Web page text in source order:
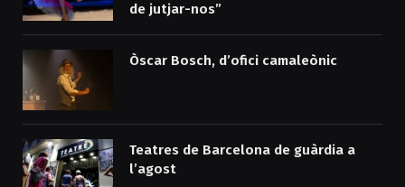
de jutjar-nos”
Òscar Bosch, d’ofici camaleònic
Teatres de Barcelona de guàrdia a
l’agost